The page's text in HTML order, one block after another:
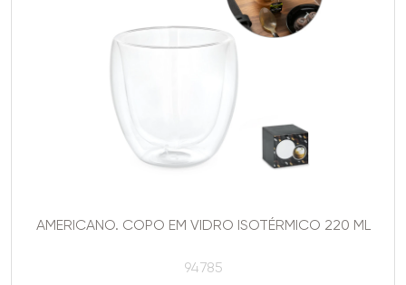
AMERICANO. COPO EM VIDRO ISOTÉRMICO 220 ML
94785